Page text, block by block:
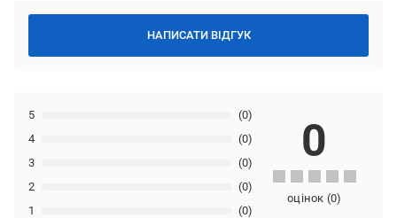
НАПИСАТИ ВІДГУК
1 (0)
2 (0)
3 (0)
4 (0)
5 (0)
0
оцінок (0)